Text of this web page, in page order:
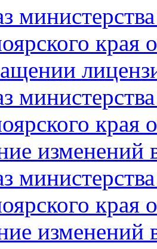
изменений
изменений